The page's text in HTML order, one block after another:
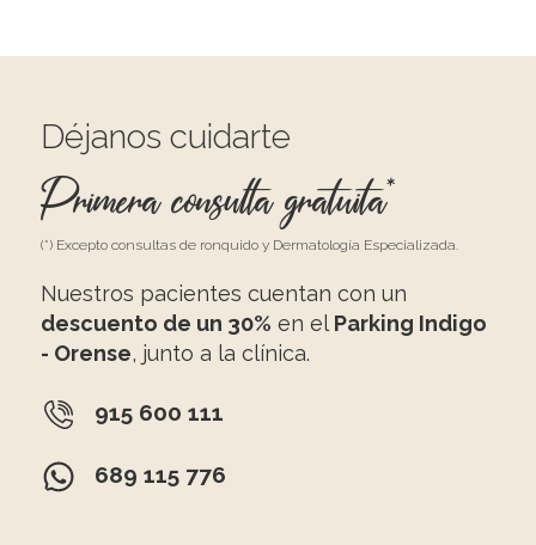
Déjanos cuidarte
Primera consulta gratuita*
(*) Excepto consultas de ronquido y Dermatología Especializada.
Nuestros pacientes cuentan con un
descuento de un 30% en elParking Indigo
- Orense, junto a la clínica.
915 600 111
689 115 776